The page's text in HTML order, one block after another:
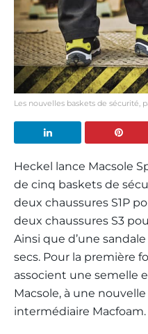
Les nouvelles baskets de sécurité,
Heckel lance Macsole
de cinq baskets de
deux chaussures S1P
deux chaussures S3
Ainsi que d’une
secs. Pour la première
associent une semelle
Macsole, à une
intermédiaire Macfoam.